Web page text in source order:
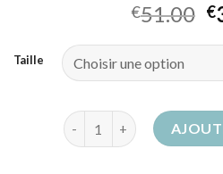
€51.00 €
Taille
quantité de bottes